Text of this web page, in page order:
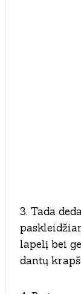
3. Tada
lapelį bei
dantų